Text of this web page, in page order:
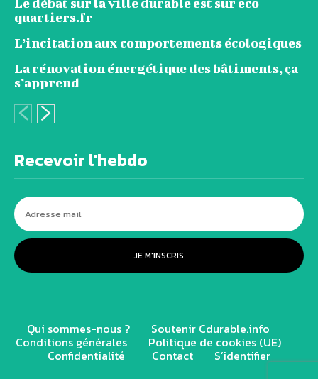
Le débat sur la ville durable est sur eco-
quartiers.fr
L’incitation aux comportements écologiques
La rénovation énergétique des bâtiments, ça
s’apprend
Recevoir l'hebdo
JE M'INSCRIS
Qui sommes-nous ? Soutenir Cdurable.info
Conditions générales Politique de cookies (UE)
Confidentialité Contact S’identifier